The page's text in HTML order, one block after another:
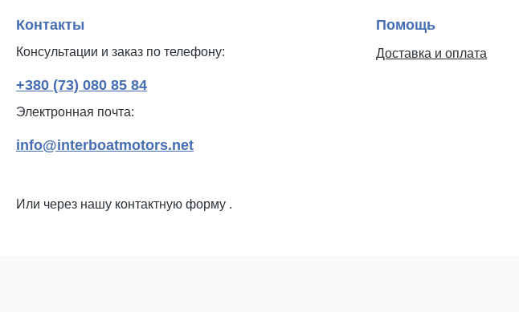
Контакты
Консультации и заказ по телефону:
+380 (73) 080 85 84
Электронная почта:
info@interboatmotors.net
Или через нашу контактную форму .
Помощь
Доставка и оплата